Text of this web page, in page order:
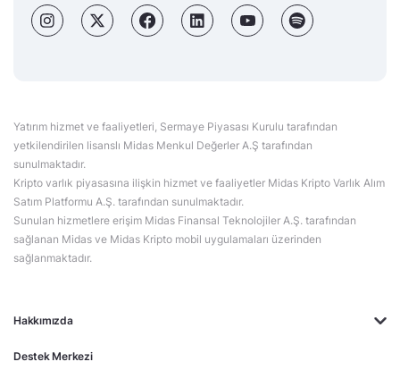
Hakkımızda
Destek Merkezi
Yatırım hizmet ve faaliyetleri, Sermaye Piyasası Kurulu tarafından
yetkilendirilen lisanslı Midas Menkul Değerler A.Ş tarafından
sunulmaktadır.
Kripto varlık piyasasına ilişkin hizmet ve faaliyetler Midas Kripto Varlık Alım
Satım Platformu A.Ş. tarafından sunulmaktadır.
Sunulan hizmetlere erişim Midas Finansal Teknolojiler A.Ş. tarafından
sağlanan Midas ve Midas Kripto mobil uygulamaları üzerinden
sağlanmaktadır.